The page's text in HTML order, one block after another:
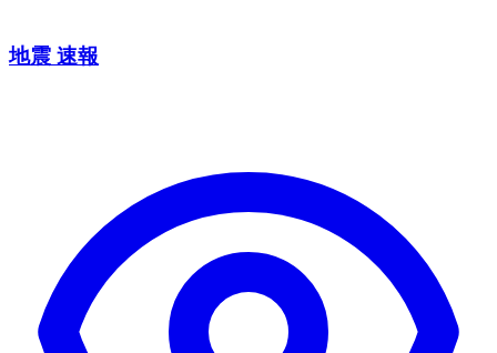
地震 速報